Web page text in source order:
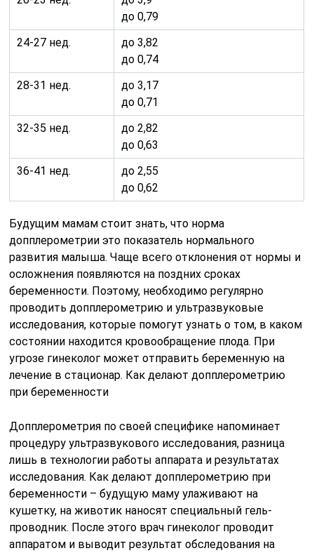
до 0,79
24-27 нед.
до 3,82
до 0,74
28-31 нед.
до 3,17
до 0,71
32-35 нед.
до 2,82
до 0,63
36-41 нед.
до 2,55
до 0,62
Будущим мамам стоит знать, что норма
допплерометрии это показатель нормального
развития малыша. Чаще всего отклонения от нормы и
осложнения появляются на поздних сроках
беременности. Поэтому, необходимо регулярно
проводить допплерометрию и ультразвуковые
исследования, которые помогут узнать о том, в каком
состоянии находится кровообращение плода. При
угрозе гинеколог может отправить беременную на
лечение в стационар. Как делают допплерометрию
при беременности
Допплерометрия по своей специфике напоминает
процедуру ультразвукового исследования, разница
лишь в технологии работы аппарата и результатах
исследования. Как делают допплерометрию при
беременности – будущую маму улаживают на
кушетку, на животик наносят специальный гель-
проводник. После этого врач гинеколог проводит
аппаратом и выводит результат обследования на